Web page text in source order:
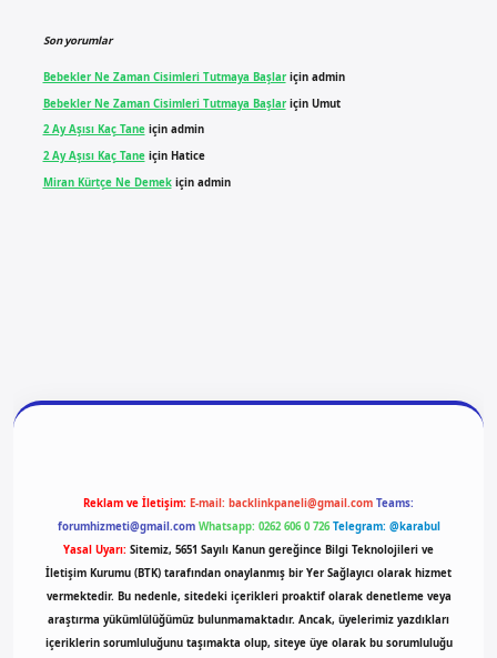
Son yorumlar
Bebekler Ne Zaman Cisimleri Tutmaya Başlariçin admin
Bebekler Ne Zaman Cisimleri Tutmaya Başlariçin Umut
2 Ay Aşısı Kaç Taneiçin admin
2 Ay Aşısı Kaç Taneiçin Hatice
Miran Kürtçe Ne Demekiçin admin
Reklam ve İletişim: E-mail: backlinkpaneli@gmail.com Teams:
forumhizmeti@gmail.com Whatsapp: 0262 606 0 726 Telegram: @karabul
Yasal Uyarı: Sitemiz, 5651 Sayılı Kanun gereğince Bilgi Teknolojileri ve
İletişim Kurumu (BTK) tarafından onaylanmış bir Yer Sağlayıcı olarak hizmet
vermektedir. Bu nedenle, sitedeki içerikleri proaktif olarak denetleme veya
araştırma yükümlülüğümüz bulunmamaktadır. Ancak, üyelerimiz yazdıkları
içeriklerin sorumluluğunu taşımakta olup, siteye üye olarak bu sorumluluğu